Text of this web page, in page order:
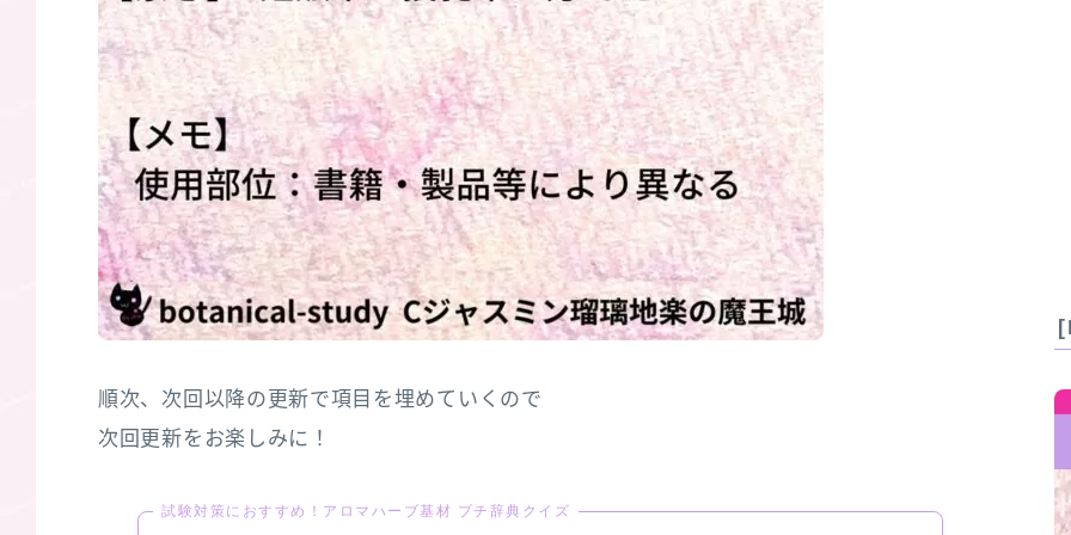
順次、次回以降の更新で項目を埋めていくので
次回更新をお楽しみに！
試験対策におすすめ！アロマハーブ基材 プチ辞典クイズ